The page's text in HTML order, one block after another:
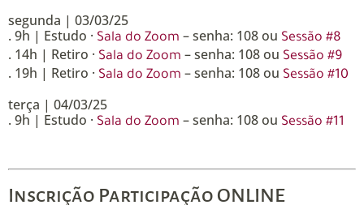
segunda | 03/03/25
. 9h | Estudo · Sala do Zoom – senha: 108 ou Sessão #8
. 14h | Retiro · Sala do Zoom – senha: 108 ou Sessão #9
. 19h | Retiro · Sala do Zoom – senha: 108 ou Sessão #10
terça | 04/03/25
. 9h | Estudo · Sala do Zoom – senha: 108 ou Sessão #11
Inscrição Participação ONLINE